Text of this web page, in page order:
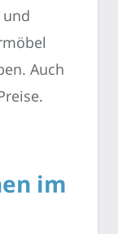
und
Auch
im